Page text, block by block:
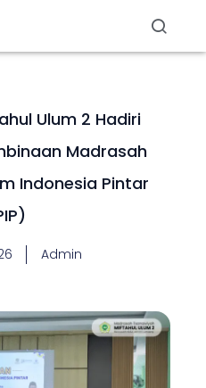
Ulum 2 Hadiri
Madrasah
Indonesia Pintar
Admin